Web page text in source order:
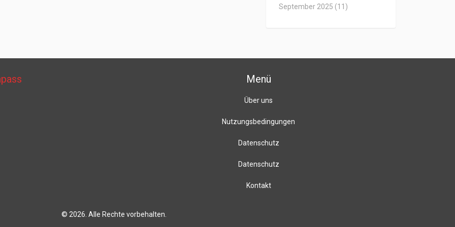
September 2025 (11)
Menü
Über uns
Nutzungsbedingungen
Datenschutz
Datenschutz
Kontakt
© 2026. Alle Rechte vorbehalten.